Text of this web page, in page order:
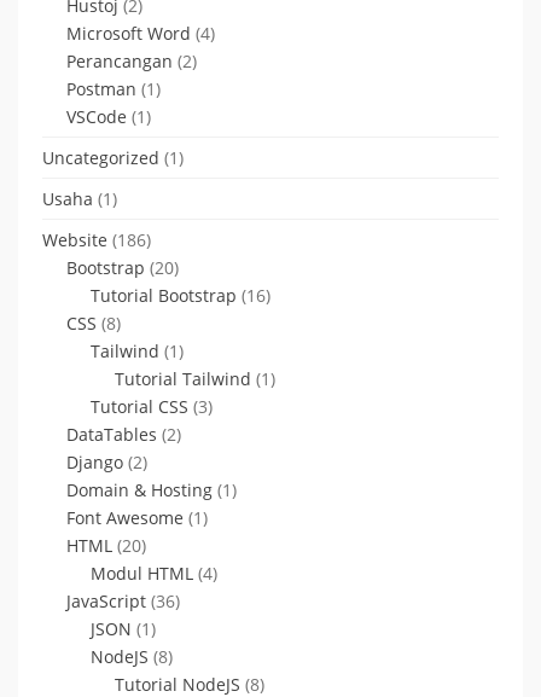
Hustoj (2)
Microsoft Word (4)
Perancangan (2)
Postman (1)
VSCode (1)
Uncategorized (1)
Usaha (1)
Website (186)
Bootstrap (20)
Tutorial Bootstrap (16)
CSS (8)
Tailwind (1)
Tutorial Tailwind (1)
Tutorial CSS (3)
DataTables (2)
Django (2)
Domain & Hosting (1)
Font Awesome (1)
HTML (20)
Modul HTML (4)
JavaScript (36)
JSON (1)
NodeJS (8)
Tutorial NodeJS (8)